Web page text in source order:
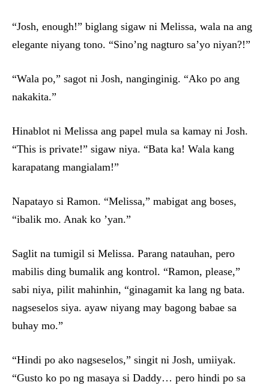
“Josh, enough!” biglang sigaw ni Melissa, wala na ang
elegante niyang tono. “Sino’ng nagturo sa’yo niyan?!”
“Wala po,” sagot ni Josh, nanginginig. “Ako po ang
nakakita.”
Hinablot ni Melissa ang papel mula sa kamay ni Josh.
“This is private!” sigaw niya. “Bata ka! Wala kang
karapatang mangialam!”
Napatayo si Ramon. “Melissa,” mabigat ang boses,
“ibalik mo. Anak ko ’yan.”
Saglit na tumigil si Melissa. Parang natauhan, pero
mabilis ding bumalik ang kontrol. “Ramon, please,”
sabi niya, pilit mahinhin, “ginagamit ka lang ng bata.
nagseselos siya. ayaw niyang may bagong babae sa
buhay mo.”
“Hindi po ako nagseselos,” singit ni Josh, umiiyak.
“Gusto ko po ng masaya si Daddy… pero hindi po sa